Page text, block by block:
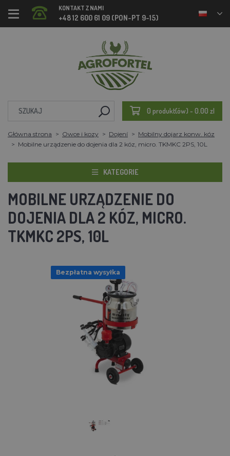
KONTAKT Z NAMI
+48 12 600 61 09 (PON-PT 9-15)
0 produkt(ów) - 0.00 zl
Główna strona Owce i kozy Dojení
Mobilny dojarz konw. kóz
Mobilne urządzenie do dojenia dla 2 kóz, micro. TKMKC 2PS, 10L
KATEGORIE
MOBILNE URZĄDZENIE DO
DOJENIA DLA 2 KÓZ, MICRO.
TKMKC 2PS, 10L
Bezpłatna wysyłka